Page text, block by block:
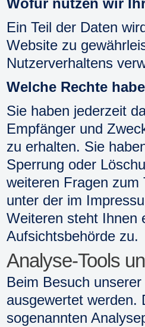
Wofür nutzen wir
Ein Teil der Daten
Website zu
Nutzerverhaltens
Welche Rechte
Sie haben jederzeit
Empfänger und
zu erhalten. Sie
Sperrung oder
weiteren Fragen
unter der im
Weiteren steht Ihnen
Aufsichtsbehörde zu.
Analyse-Tools
Beim Besuch
ausgewertet werden.
sogenannten